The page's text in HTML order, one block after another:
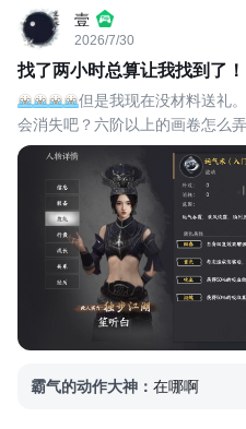
壹
2026/7/30
找了两小时总算让我找到了！
但是我现在没材料送礼
会消失吧？六阶以上的画卷怎么
霸气的动作大神 ： 在哪啊